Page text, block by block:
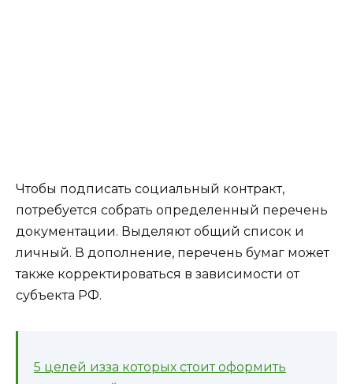
Чтобы подписать социальный контракт,
потребуется собрать определенный перечень
документации. Выделяют общий список и
личный. В дополнение, перечень бумаг может
также корректироваться в зависимости от
субъекта РФ.
5 целей изза которых стоит оформить